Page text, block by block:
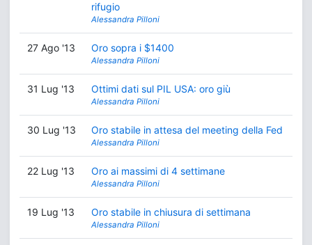
rifugio
Alessandra Pilloni
27 Ago '13 Oro sopra i $1400
Alessandra Pilloni
31 Lug '13 Ottimi dati sul PIL USA: oro giù
Alessandra Pilloni
30 Lug '13 Oro stabile in attesa del meeting della Fed
Alessandra Pilloni
22 Lug '13 Oro ai massimi di 4 settimane
Alessandra Pilloni
19 Lug '13 Oro stabile in chiusura di settimana
Alessandra Pilloni